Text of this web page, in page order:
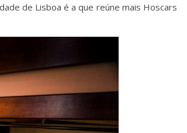
de Lisboa é a que reúne mais Hoscars